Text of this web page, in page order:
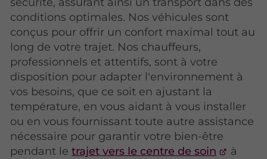
conditions optimales. Nos véhicules sont
conçus pour offrir un confort maximal tout au
long de votre trajet. Nos chauffeurs,
professionnels et attentifs, sont à votre
disposition pour adapter l'environnement à
vos besoins, que ce soit en ajustant la
température, en vous aidant à vous installer
ou en vous fournissant toute autre assistance
nécessaire pour garantir votre bien-être
pendant le trajet vers le centre de soin
à